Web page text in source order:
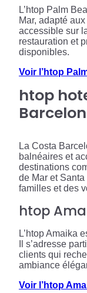
L’htop Palm
Mar, adapté
accessible sur
restauration et
disponibles.
Voir l’htop
htop
La Costa
balnéaires et
destinations
de Mar et
familles et des
htop
L’htop Amaika
Il s’adresse
clients qui
ambiance
Voir l’htop